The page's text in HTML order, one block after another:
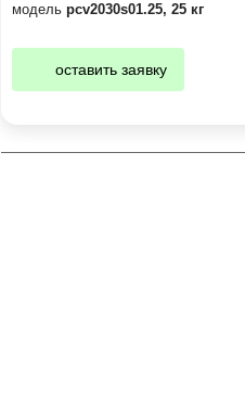
модель pcv2030s01.25, 25 кг
оставить заявку